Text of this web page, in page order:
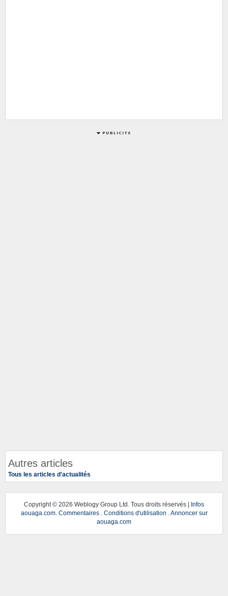
Autres articles
Tous les articles d'actualités
Copyright © 2026 Weblogy Group Ltd. Tous droits réservés |
Infos
aouaga.com. Commentaires. Conditions d'utilisation .Annoncer sur
aouaga.com